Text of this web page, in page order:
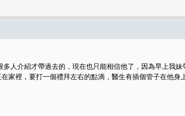
人介紹才帶過去的，現在也只能相信他了，因為早上我
家裡，要打一個禮拜左右的點滴，醫生有插個管子在他